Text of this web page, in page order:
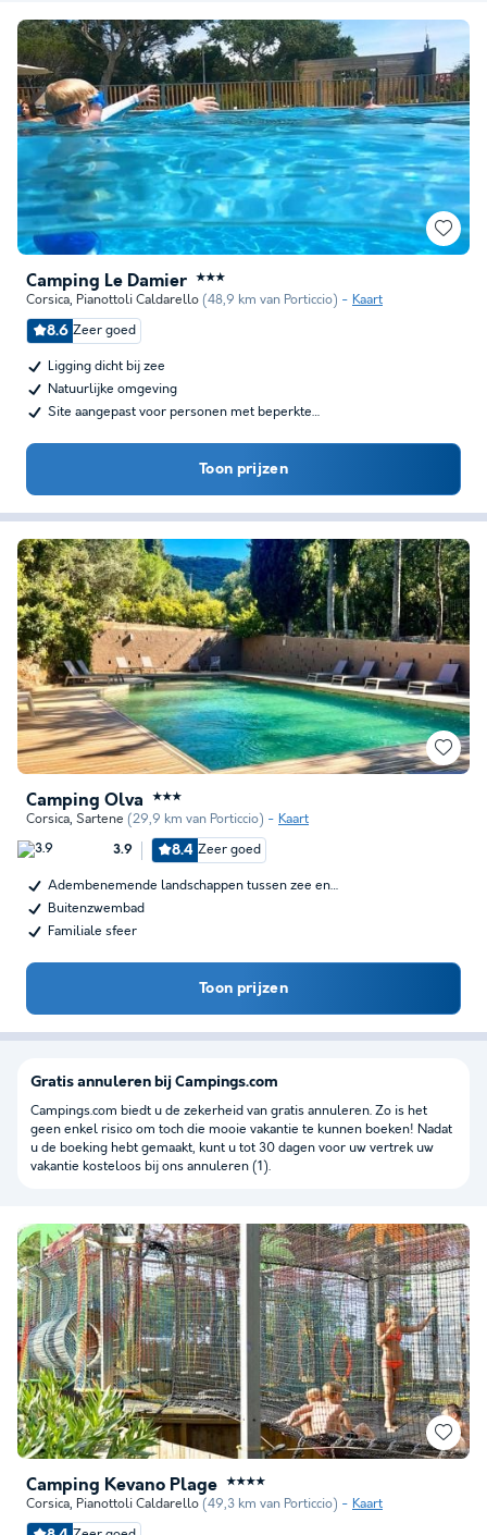
Camping Le Damier ★★★
Corsica, Pianottoli Caldarello (48,9 km van Porticcio) Kaart
8.6 Zeer goed
Ligging dicht bij zee
Natuurlijke omgeving
Site aangepast voor personen met beperkte…
Toon prijzen
Camping Olva ★★★
Corsica, Sartene (29,9 km van Porticcio) Kaart
3.9 8.4 Zeer goed
Adembenemende landschappen tussen zee en…
Buitenzwembad
Familiale sfeer
Toon prijzen
Camping Kevano Plage ★★★★
Corsica, Pianottoli Caldarello (49,3 km van Porticcio) Kaart
Gratis annuleren bij Campings.com
Campings.com biedt u de zekerheid van gratis annuleren. Zo is het
geen enkel risico om toch die mooie vakantie te kunnen boeken! Nadat
u de boeking hebt gemaakt, kunt u tot 30 dagen voor uw vertrek uw
vakantie kosteloos bij ons annuleren (1).